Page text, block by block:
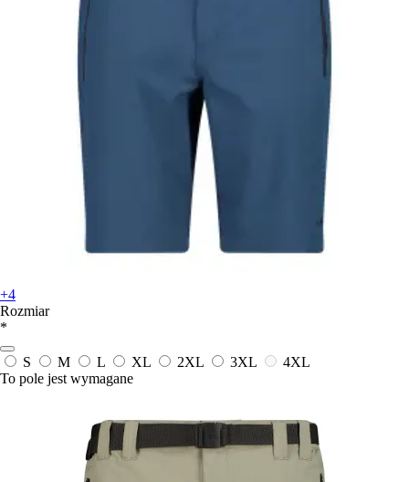
+4
Rozmiar
*
S M L XL 2XL 3XL
4XL
To pole jest wymagane